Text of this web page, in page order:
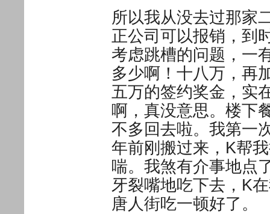
所以我从没去过那家
正公司可以报销，到
考虑跳槽的问题，一
多少啊！十八万，再
五万的签约奖金，实
啊，真没意思。楼下
不多回去啦。我第一
年前刚搬过来，K帮
喘。我煞有介事地点
牙裂嘴地吃下去，K
唐人街吃一顿好了。